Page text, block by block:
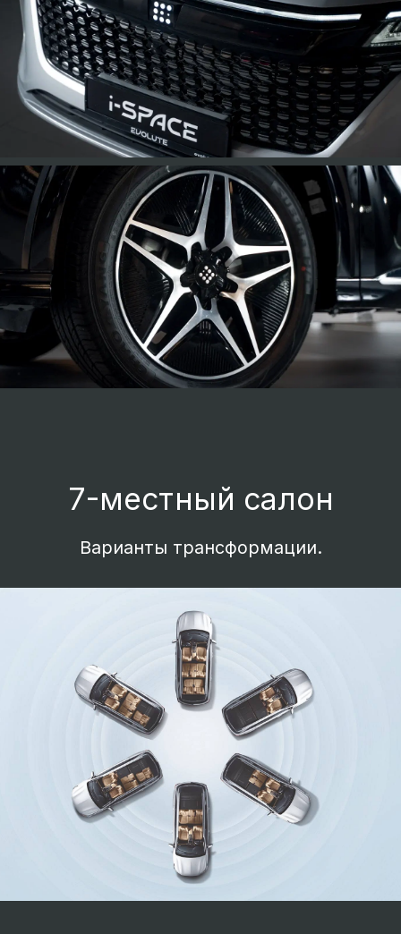
Высокая посадка для
беспрепятственного
обзора
Комфортное положение за рулем без
компромиссов в отношении обзорности.
Аудиосистема
высокого класса
В салоне установлено 13 динамиков: 5 в
передней части, 4 в зоне второго и
третьего рядов и 4 в потолке. Кроме
того, автомобиль оснащается
профессиональным усилителем.
Уникальный акустический дизайн и
расположение динамиков обеспечивают
иммерсивный музыкальный опыт с
объемным звучанием, мощными басами
и насыщенными средними частотами.